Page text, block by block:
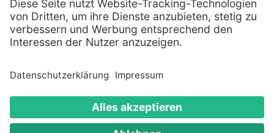
Alle genannten Produkte und Logos sind eingetragene
Warenzeichen der jeweiligen Hersteller.
Copyright © 2008 - 2026 Toys for Fun GmbH - Alle
Rechte vorbehalten